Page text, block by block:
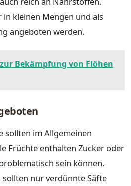
kleinen Mengen und als
angeboten werden.
Bekämpfung von Flöhen
sollten im Allgemeinen
Früchte enthalten Zucker oder
problematisch sein können.
nur verdünnte Säfte